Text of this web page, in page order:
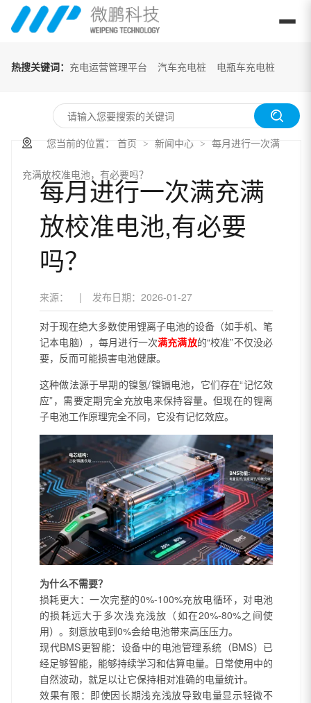
热搜关键词： 充电运营管理平台 汽车充电桩 电瓶车充电桩
您当前的位置： 首页 > 新闻中心 > 每月进行一次满
充满放校准电池，有必要吗？
每月进行一次满充满
放校准电池,有必要
吗？
来源： | 发布日期： 2026-01-27
对于现在绝大多数使用锂离子电池的设备（如手机、笔
记本电脑），每月进行一次满充满放的“校准”不仅没必
要，反而可能损害电池健康。
这种做法源于早期的镍氢/镍镉电池，它们存在“记忆效
应”，需要定期完全充放电来保持容量。但现在的锂离
子电池工作原理完全不同，它没有记忆效应。
为什么不需要？
损耗更大：一次完整的0%-100%充放电循环，对电池
的损耗远大于多次浅充浅放（如在20%-80%之间使
用）。刻意放电到0%会给电池带来高压压力。
现代BMS更智能：设备中的电池管理系统（BMS）已
经足够智能，能够持续学习和估算电量。日常使用中的
自然波动，就足以让它保持相对准确的电量统计。
效果有限：即使因长期浅充浅放导致电量显示轻微不